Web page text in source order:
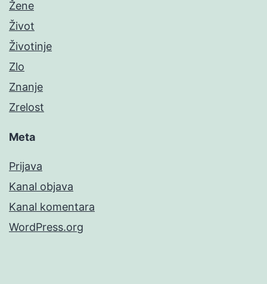
Žene
Život
Životinje
Zlo
Znanje
Zrelost
Meta
Prijava
Kanal objava
Kanal komentara
WordPress.org